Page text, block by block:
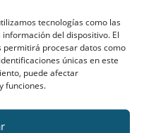
tecnologías como las
del dispositivo. El
permitirá procesar datos como
únicas en este
puede afectar
funciones.
era el primer
que duraba, ni más